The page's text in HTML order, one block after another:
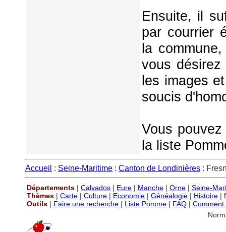
Ensuite, il
par courrier
la
vous
les images
soucis
Vous
la liste
Accueil : Seine-Maritime : Canton de Londinières :
Départements | Calvados | Eure | Manche | Orne | Seine-
Thèmes | Carte | Culture | Economie | Généalogie | Histoire |
Outils | Faire une recherche | Liste Pomme | FAQ | Comment